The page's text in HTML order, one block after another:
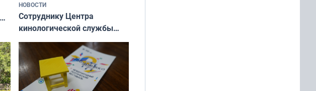
НОВОСТИ
Сотруднику Центра
кинологической службы
ищут новый дом